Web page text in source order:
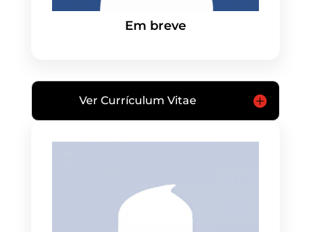
Em breve
Ver Currículum Vitae